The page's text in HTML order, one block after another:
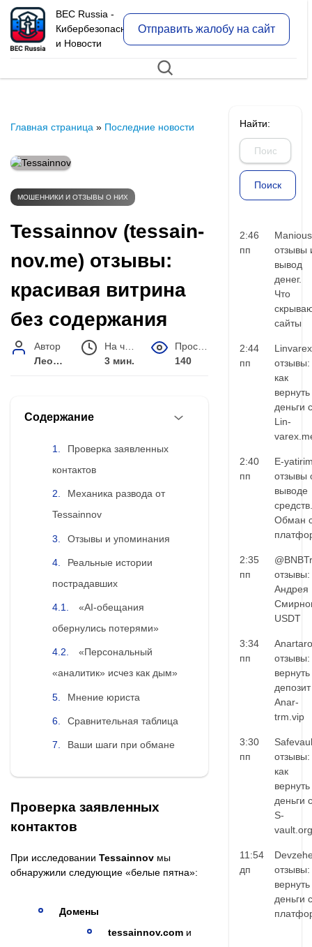
BEC Russia -
Кибербезопасность
и Новости
Отправить жалобу на сайт
Главная страница » Последние новости
МОШЕННИКИ И ОТЗЫВЫ О НИХ
Tessainnov (tessain-
nov.me) отзывы:
красивая витрина
без содержания
Автор
Леонид Малышев
3 мин.
140
Содержание
Проверка заявленных
контактов
Механика развода от
Tessainnov
Отзывы и упоминания
Реальные истории
пострадавших
«AI-обещания
обернулись потерями»
«Персональный
«аналитик» исчез как дым»
Мнение юриста
Сравнительная таблица
Ваши шаги при обмане
Проверка заявленных
контактов
При исследовании Tessainnov мы
обнаружили следующие «белые пятна»:
Домены
tessainnov.com и
Найти:
2:46
пп
Manious
отзывы
вывод
денег.
Что
сайты
2:44
пп
Linvarex
отзывы:
как
вернуть
деньги с
Lin-
2:40
пп
E-
отзывы
выводе
средств.
Обман
2:35
пп
Андрея
USDT
3:34
пп
отзывы:
вернуть
Anar-
trm.vip
3:30
пп
отзывы:
как
вернуть
деньги с
S-
vault.org
11:54
дп
отзывы:
вернуть
деньги с